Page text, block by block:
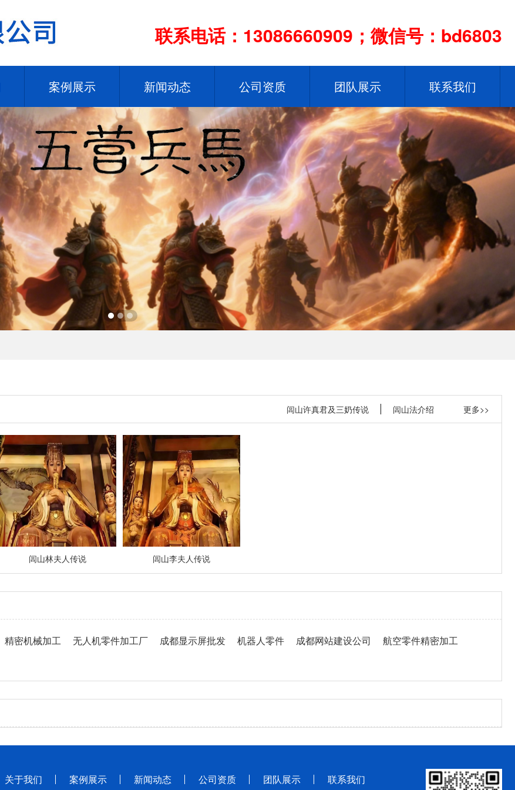
联系电话：13086660909；微信号：bd6803
案例展示 新闻动态 公司资质 团队展示 联系我们
更多>>
闾山许真君及三奶传说 闾山法介绍
闾山林夫人传说 闾山李夫人传说
精密机械加工 无人机零件加工厂 成都显示屏批发 机器人零件 成都网站建设公司
航空零件精密加工
关于我们 案例展示 新闻动态 公司资质 团队展示 联系我们